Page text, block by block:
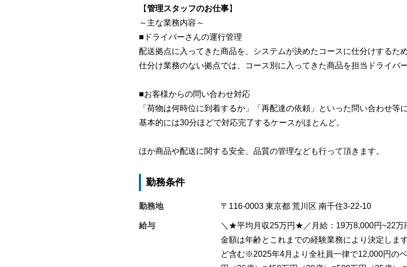
【管理スタッフのお仕事】
～主な業務内容～
■ドライバーさんの運行管理
配送拠点に入ってきた商品を、システムが決めたコースに仕分けするた
仕分け業務のない拠点では、コース別に入ってきた商品を担当ドライバ
■お客様からの問い合わせ対応
「荷物は何時位に到着するか」「再配達の依頼」といった問い合わせ等
基本的には30分ほどで対応完了するケースがほとんど。
ほか商品や配送に関する安全、品質の管理なども行って頂きます。
勤務条件
勤務地 〒116-0003 東京都 荒川区 南千住3-22-10
給与
＼★平均月収25万円★／月給：19万8,000円~22
金額は年齢とこれまでの経験業務により決定しま
ど含む※2025年4月より全社員一律で12,000円の